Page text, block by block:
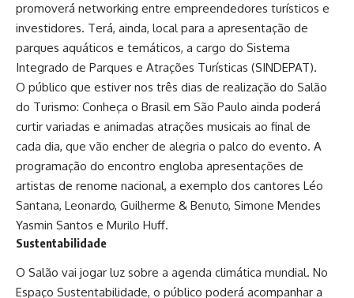
promoverá networking entre empreendedores turísticos e
investidores. Terá, ainda, local para a apresentação de
parques aquáticos e temáticos, a cargo do Sistema
Integrado de Parques e Atrações Turísticas (SINDEPAT).
O público que estiver nos três dias de realização do Salão
do Turismo: Conheça o Brasil em São Paulo ainda poderá
curtir variadas e animadas atrações musicais ao final de
cada dia, que vão encher de alegria o palco do evento. A
programação do encontro engloba apresentações de
artistas de renome nacional, a exemplo dos cantores Léo
Santana, Leonardo, Guilherme & Benuto, Simone Mendes
Yasmin Santos e Murilo Huff.
Sustentabilidade
O Salão vai jogar luz sobre a agenda climática mundial. No
Espaço Sustentabilidade, o público poderá acompanhar a